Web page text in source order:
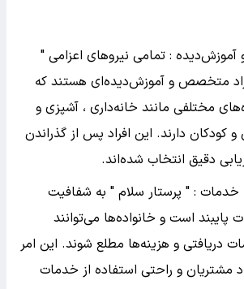
آموزش‌دیده : تمامی نیروهای اعزامی "
متخصص و آموزش‌دیده‌ای هستند که
مختلفی مانند خانه‌داری ، آشپزی و
و کودکان دارند. این افراد پس از گذراندن
دقیق انتخاب شده‌اند.
خدمات : " پرستار سلام " به شفافیت
پایبند است و خانواده‌ها می‌توانند
دریافتی و هزینه‌ها مطلع شوند. این امر
مشتریان و راحتی استفاده از خدمات